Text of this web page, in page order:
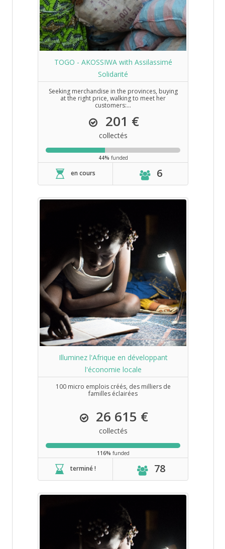
TOGO - AKOSSIWA with Assilassimé
Solidarité
Seeking merchandise in the provinces, buying
at the right price, walking to meet her
customers:...
201 €
collectés
44% funded
en cours 6
Illuminez l'Afrique en développant
l'économie locale
100 micro emplois créés, des milliers de
familles éclairées
26 615 €
collectés
116% funded
terminé ! 78